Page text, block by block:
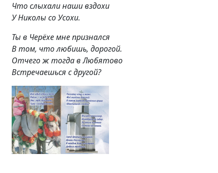
Что слыхали наши вздохи
У Николы со Усохи.
Ты в Черёхе мне признался
В том, что любишь, дорогой.
Отчего ж тогда в Любятово
Встречаешься с другой?